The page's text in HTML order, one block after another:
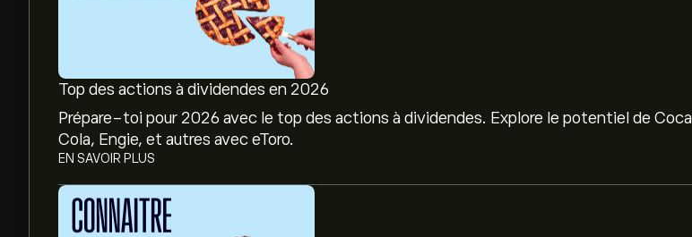
Top des actions à dividendes en 2026
Prépare-toi pour 2026 avec le top des actions à dividendes. Explore le potentiel de Coca
Cola, Engie, et autres avec eToro.
EN SAVOIR PLUS